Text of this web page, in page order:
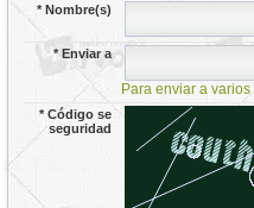
*Nombre(s)
*Enviar a
Para enviar a
*Código se
seguridad